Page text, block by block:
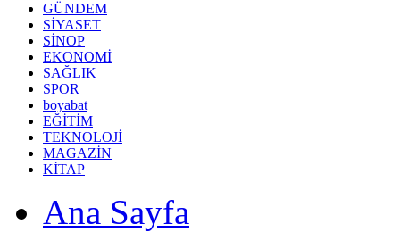
GÜNDEM
SİYASET
SİNOP
EKONOMİ
SAĞLIK
SPOR
boyabat
EĞİTİM
TEKNOLOJİ
MAGAZİN
KİTAP
Ana Sayfa